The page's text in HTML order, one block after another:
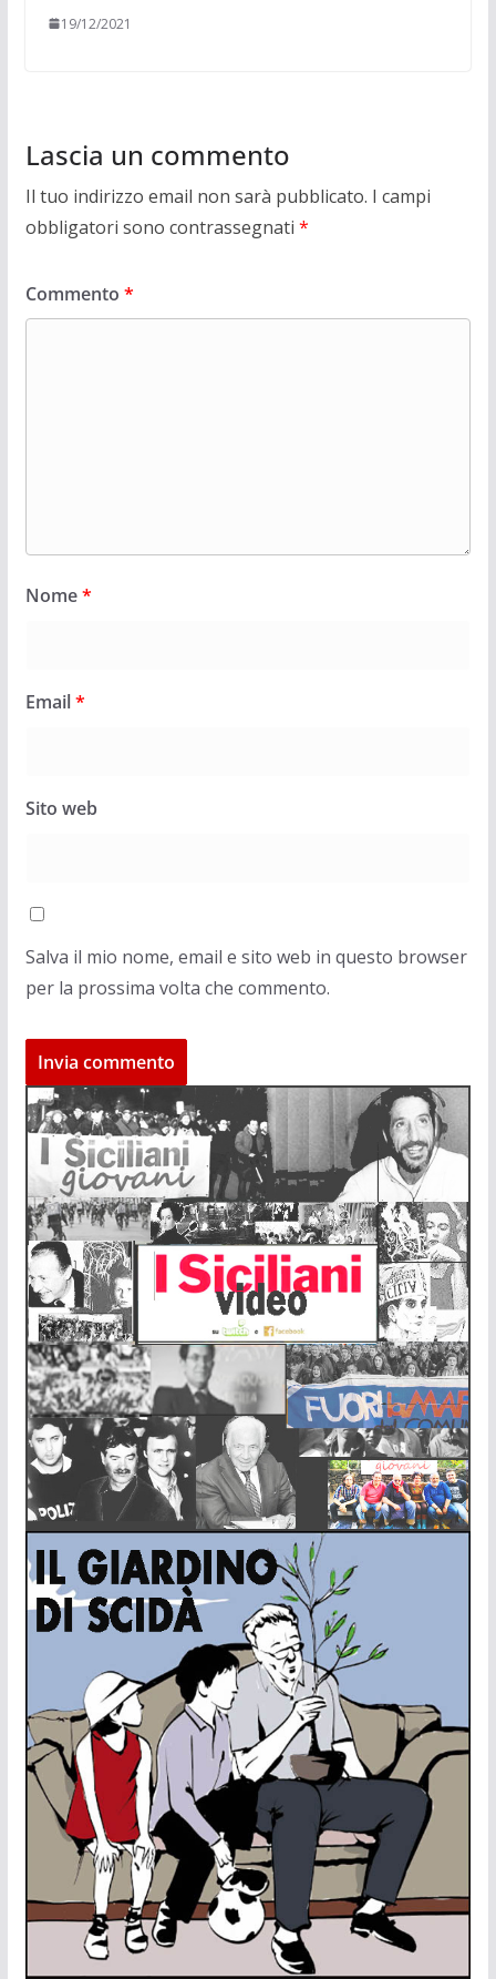
19/12/2021
Lascia un commento
Il tuo indirizzo email non sarà pubblicato. I campi
obbligatori sono contrassegnati *
Commento *
Nome*
Email*
Sito web
Salva il mio nome, email e sito web in questo browser
per la prossima volta che commento.